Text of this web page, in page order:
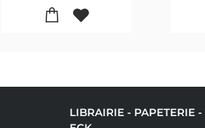
LIBRAIRIE - PAPETERIE